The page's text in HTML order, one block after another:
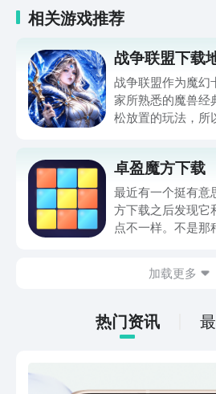
面聚合和精编影视
电视剧、电影、视
热点视频内容，可
视剧、综艺、电影
点头条新闻、体育
播，日韩动画等各
影，电视剧，动漫
互动，精彩自己掌
相关游戏推荐
战争联盟下载
战争联盟作为魔幻
家所熟悉的魔兽经
松放置的玩法，所
戏能够下载，大家
实现策略。对战，
在静下心来之后研
较高的乐趣。
卓盈魔方下载
最近有一个挺有意
方下载之后发现它
点不一样。不是
解锁新的立方秘境
的手游市场里反而
加载更多
热门资讯